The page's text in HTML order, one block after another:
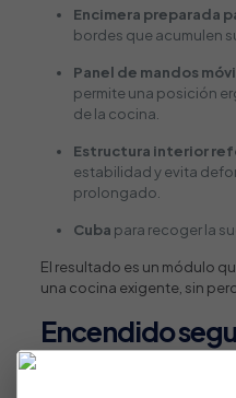
Encimera preparada
bordes que acumulen
Panel de mandos
permite una posición
de la cocina.
Estructura interior
estabilidad y evita
prolongado.
Cuba para recoger la
El resultado es un módulo
una cocina exigente, sin
Encendido